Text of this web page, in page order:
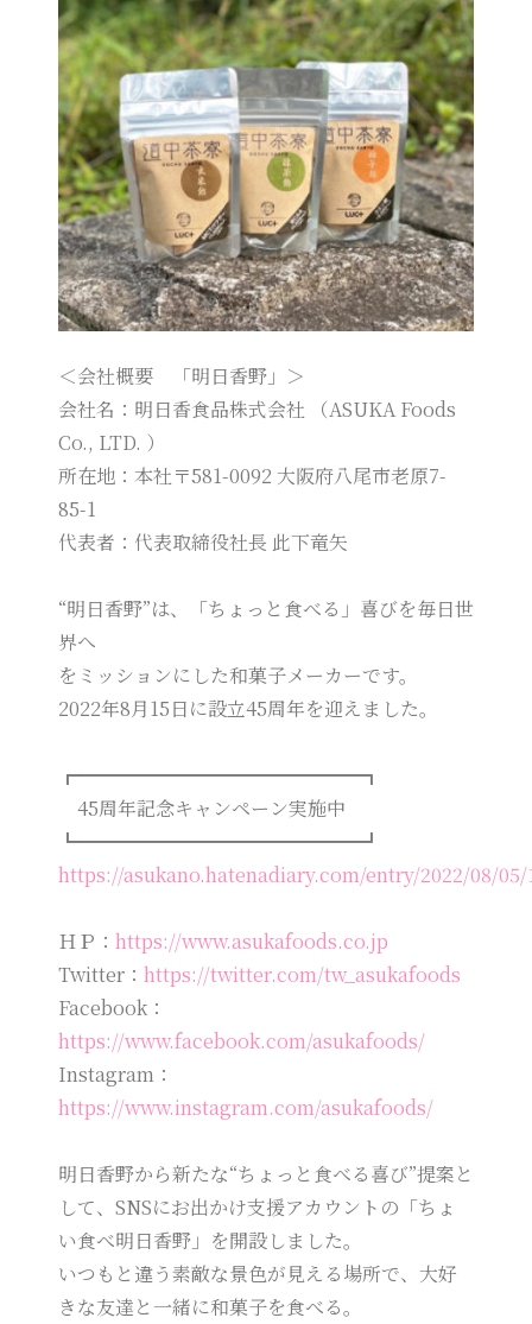
＜会社概要 「明日香野」＞
会社名：明日香食品株式会社 （ASUKA Foods
Co., LTD. ）
所在地：本社〒581-0092 大阪府八尾市老原7-
85-1
代表者：代表取締役社長 此下竜矢
“明日香野”は、「ちょっと食べる」喜びを毎日世
界へ
をミッションにした和菓子メーカーです。
2022年8月15日に設立45周年を迎えました。
┏━━━━━━━━━━━━━━━┓
45周年記念キャンペーン実施中
┗━━━━━━━━━━━━━━━┛
https://asukano.hatenadiary.com/entry/2022/08/05/
ＨＰ： https://www.asukafoods.co.jp
Twitter： https://twitter.com/tw_asukafoods
Facebook：
https://www.facebook.com/asukafoods/
Instagram：
https://www.instagram.com/asukafoods/
明日香野から新たな“ちょっと食べる喜び”提案と
して、SNSにお出かけ支援アカウントの「ちょ
い食べ明日香野」を開設しました。
いつもと違う素敵な景色が見える場所で、大好
きな友達と一緒に和菓子を食べる。